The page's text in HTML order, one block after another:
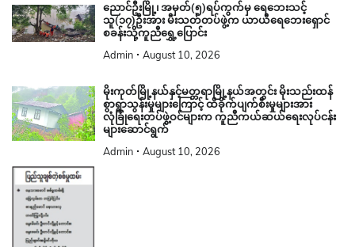
ညောင်ဦးမြို့၊ အမှတ်(၅)ရပ်ကွက်မှ ရေဘေးသင့်
သူ(၁၇)ဦးအား မီးသတ်တပ်ဖွဲ့က ယာယီရေဘေးရှောင်
စခန်းသို့ကူညီရွှေ့ပြောင်း
Admin August 10, 2026
မိုးကုတ်မြို့နယ်နှင့်မတ္တရာမြို့နယ်အတွင်း မိုးသည်းထန်
စွာရွာသွန်းမှုများကြောင့် ထိခိုက်ပျက်စီးမှုများအား
လုံခြုံရေးတပ်ဖွဲ့ဝင်များက ကူညီကယ်ဆယ်ရေးလုပ်ငန်း
များဆောင်ရွက်
Admin August 10, 2026